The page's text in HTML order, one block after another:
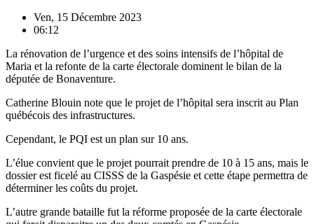
Ven, 15 Décembre 2023
06:12
La rénovation de l’urgence et des soins intensifs de l’hôpital de
Maria et la refonte de la carte électorale dominent le bilan de la
députée de Bonaventure.
Catherine Blouin note que le projet de l’hôpital sera inscrit au Plan
québécois des infrastructures.
Cependant, le PQI est un plan sur 10 ans.
L’élue convient que le projet pourrait prendre de 10 à 15 ans, mais le
dossier est ficelé au CISSS de la Gaspésie et cette étape permettra de
déterminer les coûts du projet.
L’autre grande bataille fut la réforme proposée de la carte électorale